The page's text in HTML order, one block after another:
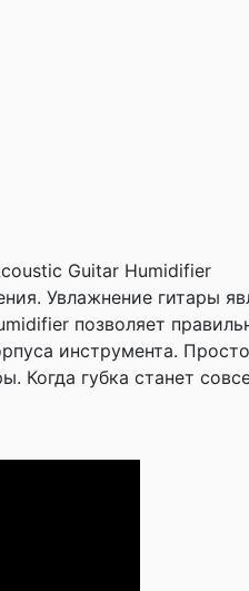
Guitar Humidifier
Увлажнение
позволяет
инструмента.
губка станет